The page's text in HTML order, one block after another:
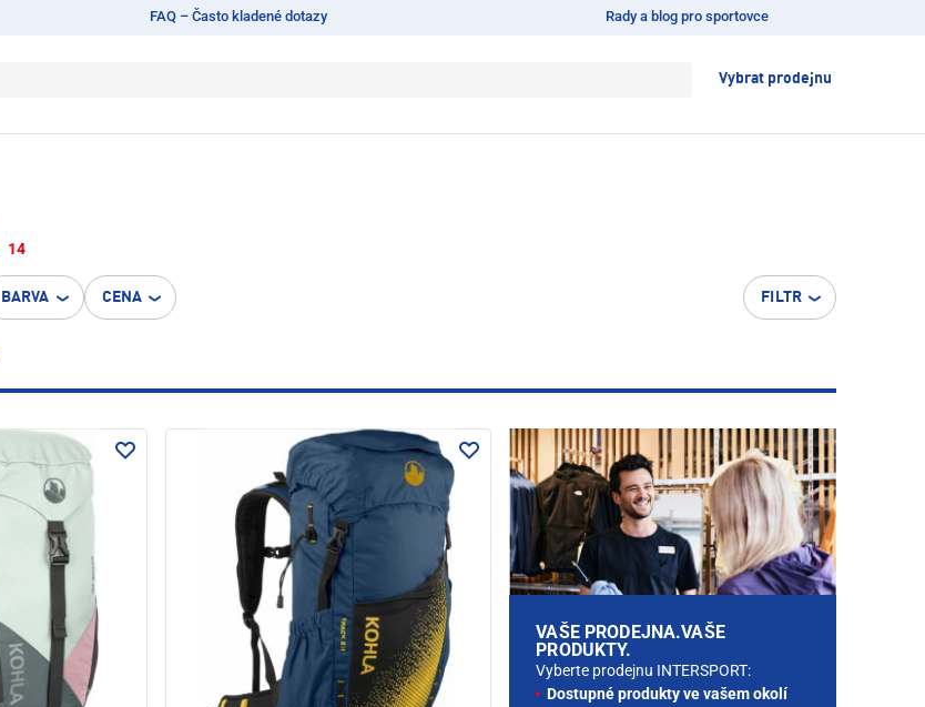
FAQ – Často kladené dotazy Rady a blog pro sportovce
Vybrat prodejnu
14
BARVA CENA FILTR
VAŠE PRODEJNA.VAŠE
PRODUKTY.
Vyberte prodejnu INTERSPORT:
Dostupné produkty ve vašem okolí